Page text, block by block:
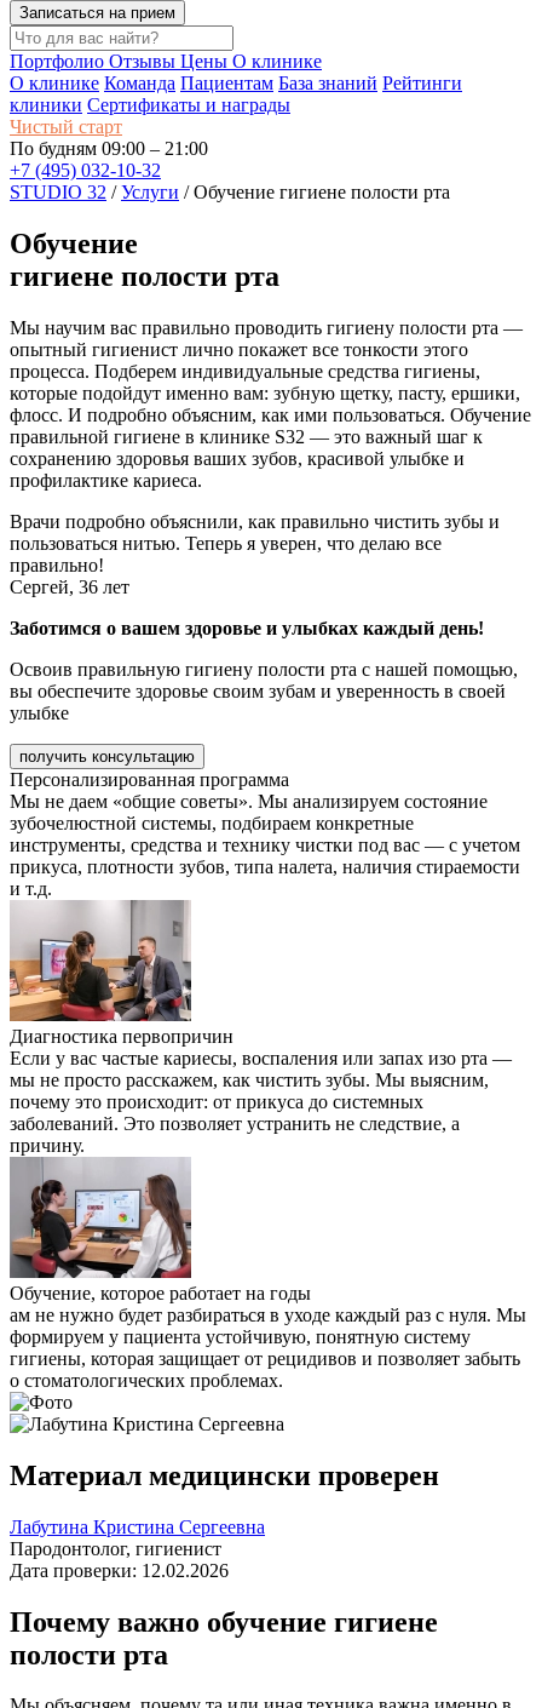
Записаться на прием
Портфолио Отзывы Цены О клинике
О клинике Команда Пациентам База знаний Рейтинги
клиники Сертификаты и награды
Чистый старт
По будням 09:00 – 21:00
+7 (495) 032-10-32
STUDIO 32 /Услуги /Обучение гигиене полости рта
Обучение
гигиене полости рта
Мы научим вас правильно проводить гигиену полости рта —
опытный гигиенист лично покажет все тонкости этого
процесса. Подберем индивидуальные средства гигиены,
которые подойдут именно вам: зубную щетку, пасту, ершики,
флосс. И подробно объясним, как ими пользоваться. Обучение
правильной гигиене в клинике S32 — это важный шаг к
сохранению здоровья ваших зубов, красивой улыбке и
профилактике кариеса.
Врачи подробно объяснили, как правильно чистить зубы и
пользоваться нитью. Теперь я уверен, что делаю все
правильно!
Сергей, 36 лет
Заботимся о вашем здоровье и улыбках каждый день!
Освоив правильную гигиену полости рта с нашей помощью,
вы обеспечите здоровье своим зубам и уверенность в своей
улыбке
получить консультацию
Персонализированная программа
Мы не даем «общие советы». Мы анализируем состояние
зубочелюстной системы, подбираем конкретные
инструменты, средства и технику чистки под вас — с учетом
прикуса, плотности зубов, типа налета, наличия стираемости
и т.д.
Диагностика первопричин
Если у вас частые кариесы, воспаления или запах изо рта —
мы не просто расскажем, как чистить зубы. Мы выясним,
почему это происходит: от прикуса до системных
заболеваний. Это позволяет устранить не следствие, а
причину.
Обучение, которое работает на годы
ам не нужно будет разбираться в уходе каждый раз с нуля. Мы
формируем у пациента устойчивую, понятную систему
гигиены, которая защищает от рецидивов и позволяет забыть
о стоматологических проблемах.
Материал медицински проверен
Лабутина Кристина Сергеевна
Пародонтолог, гигиенист
Дата проверки: 12.02.2026
Почему важно обучение гигиене
полости рта